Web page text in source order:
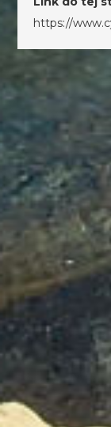
https://